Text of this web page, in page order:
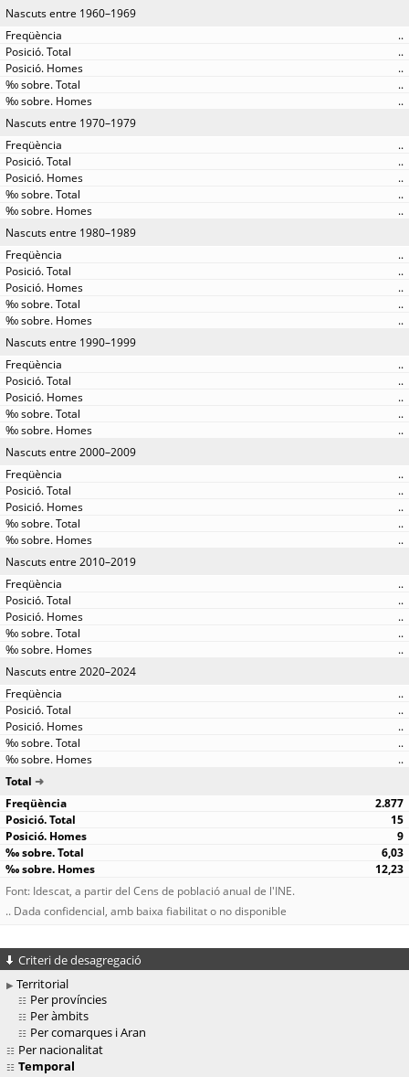
Nascuts entre 1960–1969
..
..
..
..
..
Nascuts entre 1970–1979
..
..
..
..
..
Nascuts entre 1980–1989
..
..
..
..
..
Nascuts entre 1990–1999
..
..
..
..
..
Nascuts entre 2000–2009
..
..
..
..
..
Nascuts entre 2010–2019
..
..
..
..
..
Nascuts entre 2020–2024
..
..
..
..
..
Total
2.877
15
9
6,03
12,23
Font: Idescat, a partir del Cens de població anual de l'INE.
.. Dada confidencial, amb baixa fiabilitat o no disponible
Criteri de desagregació
Territorial
Per províncies
Per àmbits
Per comarques i Aran
Per nacionalitat
Temporal